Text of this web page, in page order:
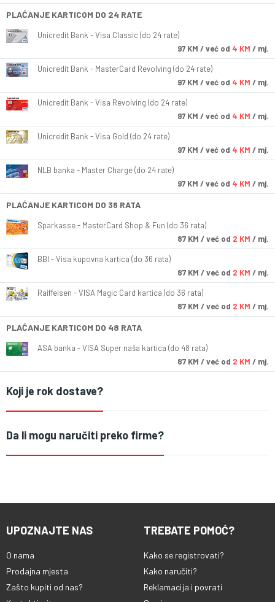
PLAĆANJE KARTICOM DO 24 RATE
Unicredit Bank - Visa Classic (do 24 rate)
97 KM / već od 4 KM / mj.
Unicredit Bank - MasterCard Revolving (do 24 rate)
97 KM / već od 4 KM / mj.
Unicredit Bank - Visa Revolving (do 24 rate)
97 KM / već od 4 KM / mj.
Unicredit Bank - Visa Gold (do 24 rate)
97 KM / već od 4 KM / mj.
NLB banka - Master Charge (do 24 rate)
97 KM / već od 4 KM / mj.
PLAĆANJE KARTICOM DO 36 RATA
Sparkasse - MasterCard Shop & Fun (do 36 rata)
87 KM / već od 2 KM / mj.
BBI - Visa kupovna kartica (do 36 rata)
87 KM / već od 2 KM / mj.
Raiffeisen - VISA Magic Card kartica (do 36 rata)
87 KM / već od 2 KM / mj.
PLAĆANJE KARTICOM DO 48 RATA
ASA banka - VISA Super naša kartica (do 48 rata)
87 KM / već od 2 KM / mj.
Koji je rok dostave?
Da li mogu naručiti preko firme?
UPOZNAJTE NAS
O nama
Prodajna mjesta
Zašto kupiti od nas?
TREBATE POMOĆ?
Kako se registrovati?
Kako naručiti?
Reklamacija i povrati